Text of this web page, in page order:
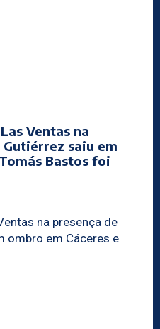
Ventas na
saiu em
Bastos foi
na presença de
ombro em Cáceres e